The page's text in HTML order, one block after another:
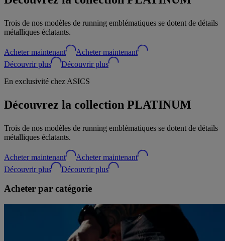
Trois de nos modèles de running emblématiques se dotent de détails
métalliques éclatants.
Acheter maintenant
Acheter maintenant
Découvrir plus
Découvrir plus
En exclusivité chez ASICS
Découvrez la collection PLATINUM
Trois de nos modèles de running emblématiques se dotent de détails
métalliques éclatants.
Acheter maintenant
Acheter maintenant
Découvrir plus
Découvrir plus
Acheter par catégorie